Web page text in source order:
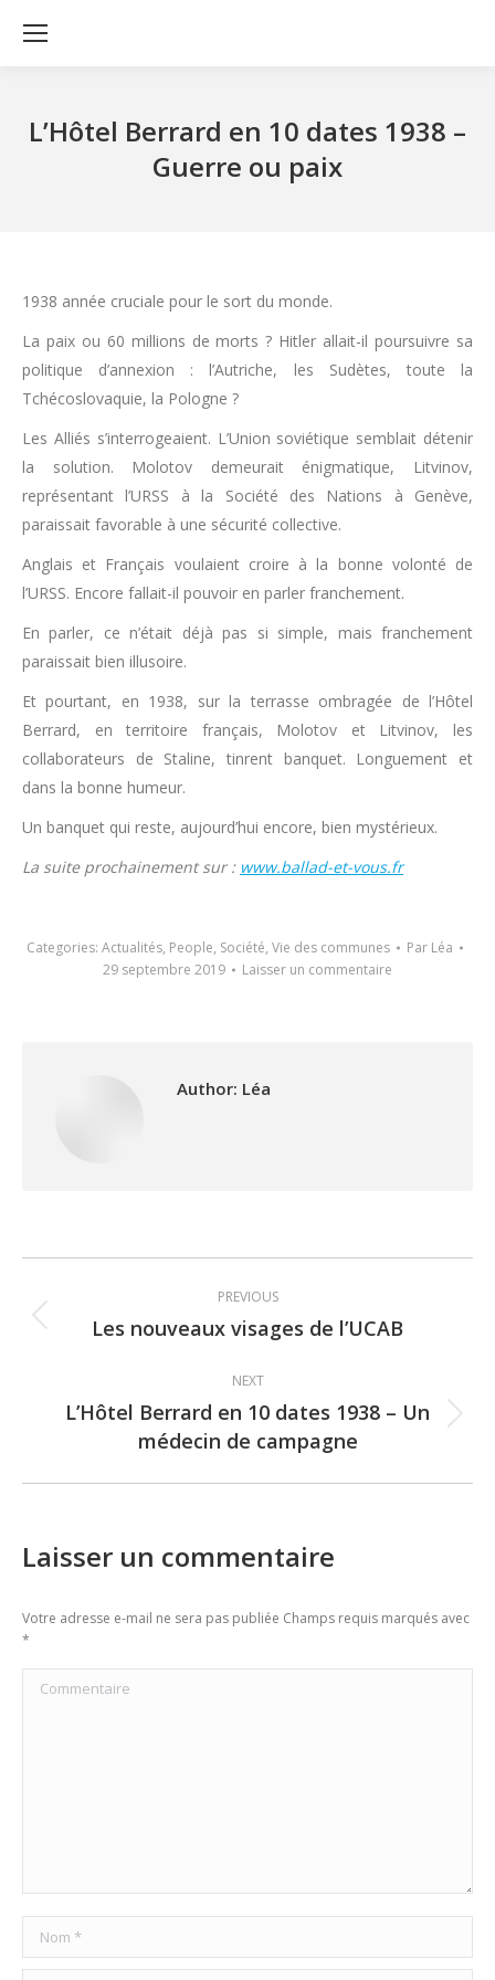
L’Hôtel Berrard en 10 dates 1938 –
Guerre ou paix
1938 année cruciale pour le sort du monde.
La paix ou 60 millions de morts ? Hitler allait-il poursuivre sa
politique d’annexion : l’Autriche, les Sudètes, toute la
Tchécoslovaquie, la Pologne ?
Les Alliés s’interrogeaient. L’Union soviétique semblait détenir
la solution. Molotov demeurait énigmatique, Litvinov,
représentant l’URSS à la Société des Nations à Genève,
paraissait favorable à une sécurité collective.
Anglais et Français voulaient croire à la bonne volonté de
l’URSS. Encore fallait-il pouvoir en parler franchement.
En parler, ce n’était déjà pas si simple, mais franchement
paraissait bien illusoire.
Et pourtant, en 1938, sur la terrasse ombragée de l’Hôtel
Berrard, en territoire français, Molotov et Litvinov, les
collaborateurs de Staline, tinrent banquet. Longuement et
dans la bonne humeur.
Un banquet qui reste, aujourd’hui encore, bien mystérieux.
La suite prochainement sur : www.ballad-et-vous.fr
Categories: Actualités, People, Société, Vie des communes Par Léa
29 septembre 2019
Laisser un commentaire
Author: Léa
navigation
PREVIOUS
Previous
Les nouveaux visages de l’UCAB
NEXT
Next
post:
L’Hôtel Berrard en 10 dates 1938 – Un
médecin de campagne
Laisser un commentaire
Votre adresse e-mail ne sera pas publiée Champs requis marqués avec
*
Commentaire
Nom *